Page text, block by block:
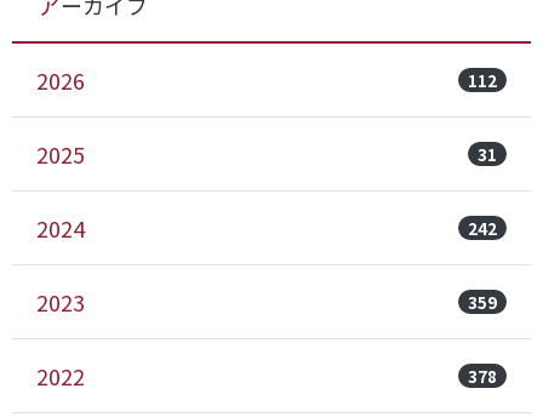
2026 112
2025 31
2024 242
2023 359
2022 378